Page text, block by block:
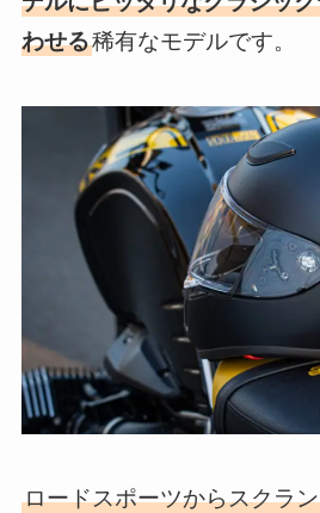
わせる稀有なモデルです。
ロードスポーツからスクラ